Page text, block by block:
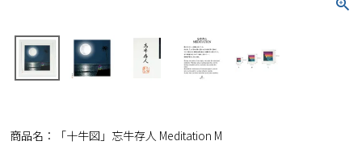
商品名：「十牛図」忘牛存人 Meditation M